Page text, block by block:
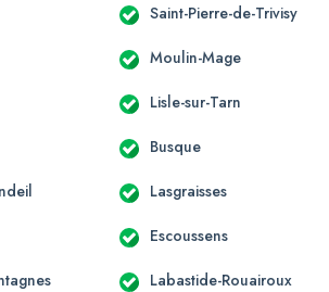
Saint-Pierre-de-Trivisy
Moulin-Mage
Lisle-sur-Tarn
Busque
Lasgraisses
Escoussens
Labastide-Rouairoux